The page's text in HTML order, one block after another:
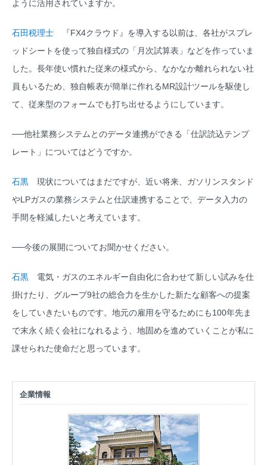
ように活用されていますか。
石田税理士 『FX4クラウド』を導入する以前は、各社がスプレ
ッドシートを使って独自様式の「月次試算表」などを作っていま
した。長年使い慣れた従来の様式から、なかなか離れられない社
員もいるため、独自帳表が簡単に作れるMR設計ツールを駆使し
て、従来型のフォームでも打ち出せるようにしています。
──他社業務システムとのデータ連携ができる「仕訳読込テンプ
レート」についてはどうですか。
石黒 現状についてはまだですが、近い将来、ガソリンスタンド
やLPガスの業務システムと仕訳連携することで、データ入力の
手間を軽減したいと考えています。
──今後の展開についてお聞かせください。
石黒 電気・ガスのエネルギー自由化に合わせて新しい試みを仕
掛けたり、グループ9社の総合力を生かした新たな顧客への提案
をしていきたいものです。地元の雇用を守るためにも100年先ま
で末永く続く会社になれるよう、地固めを進めていくことが私に
課せられた使命だと思っています。
企業情報